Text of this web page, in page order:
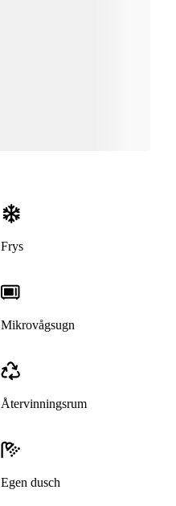
Frys
Mikrovågsugn
Återvinningsrum
Egen dusch